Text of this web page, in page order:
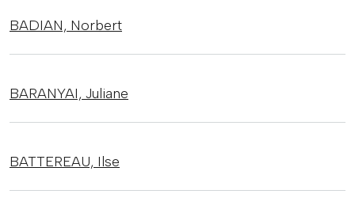
BADIAN, Norbert
BARANYAI, Juliane
BATTEREAU, Ilse